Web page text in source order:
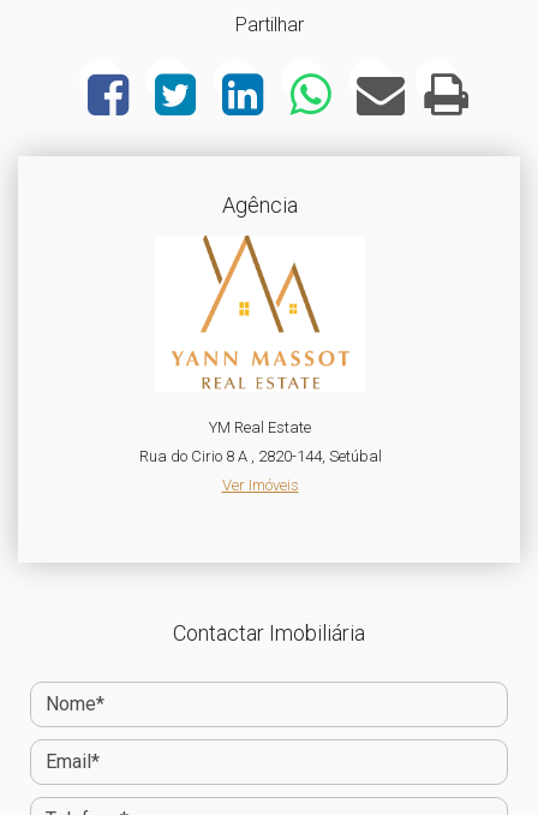
Partilhar
Agência
YM Real Estate
Rua do Cirio 8 A , 2820-144, Setúbal
Ver Imóveis
Contactar Imobiliária